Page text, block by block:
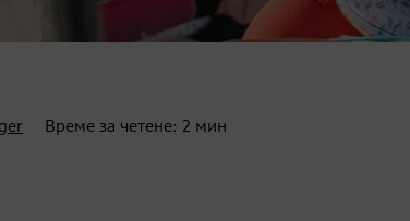
Време за четене: 2 мин